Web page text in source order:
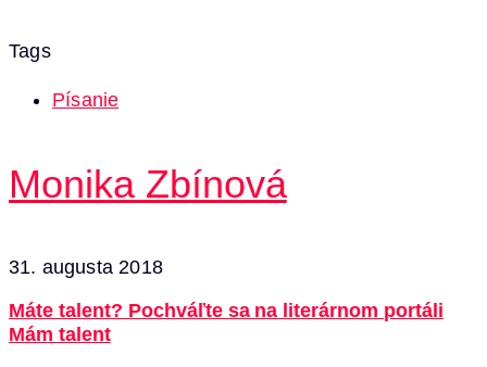
Tags
Písanie
Monika Zbínová
31. augusta 2018
Máte talent? Pochváľte sa na literárnom portáli
Mám talent